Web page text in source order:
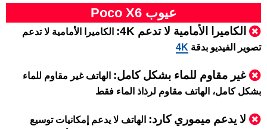
عيوب Poco X6
الكاميرا الأمامية لا تدعم 4K:
الكاميرا الأمامية لا تدعم
تصوير الفيديو بدقة 4K
غير مقاوم للماء بشكل كامل: الهاتف غير مقاوم للماء
بشكل كامل، الهاتف مقاوم لرذاذ الماء فقط
لا يدعم ميموري كارد: الهاتف لا يدعم إمكانيات توسيع